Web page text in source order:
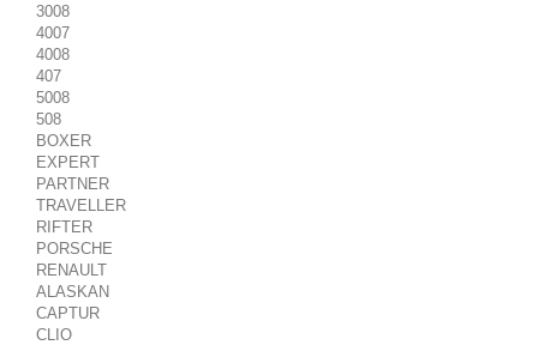
3008
4007
4008
407
5008
508
BOXER
EXPERT
PARTNER
TRAVELLER
RIFTER
PORSCHE
RENAULT
ALASKAN
CAPTUR
CLIO